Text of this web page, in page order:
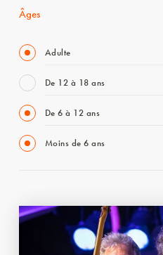
Âges
Adulte
De 12 à 18 ans
De 6 à 12 ans
Moins de 6 ans